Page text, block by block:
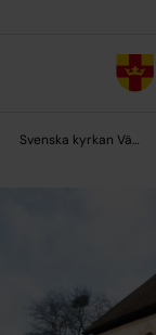
Svenska kyrkan Växjö